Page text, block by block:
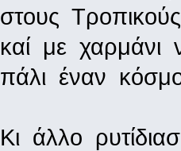
στους
καί με χαρμάνι
πάλι έναν
Κι άλλο